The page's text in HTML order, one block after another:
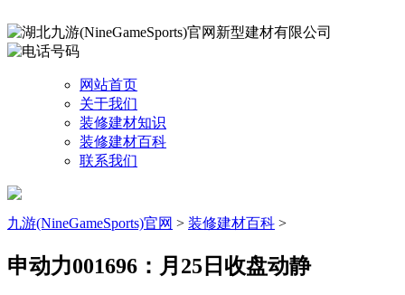
网站首页
关于我们
装修建材知识
装修建材百科
联系我们
九游(NineGameSports)官网 > 装修建材百科 >
申动力001696：月25日收盘动静